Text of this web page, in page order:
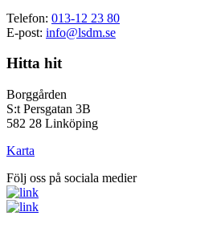
Telefon: 013-12 23 80
E-post: info@lsdm.se
Hitta hit
Borggården
S:t Persgatan 3B
582 28 Linköping
Karta
Följ oss på sociala medier